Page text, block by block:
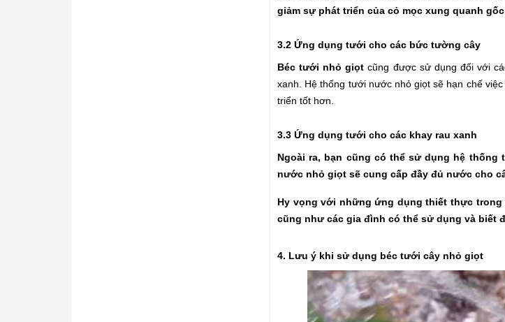
giảm sự phát triển của cỏ mọc xung quanh gốc
3.2 Ứng dụng tưới cho các bức tường cây
Béc tưới nhỏ giọt cũng được sử dụng đối với
xanh. Hệ thống tưới nước nhỏ giọt sẽ hạn chế
triển tốt hơn.
3.3 Ứng dụng tưới cho các khay rau xanh
Ngoài ra, bạn cũng có thể sử dụng hệ
nước nhỏ giọt sẽ cung cấp đầy đủ nước cho
Hy vọng với những ứng dụng thiết thực
cũng như các gia đình có thể sử dụng và biết
4. Lưu ý khi sử dụng béc tưới cây nhỏ giọt